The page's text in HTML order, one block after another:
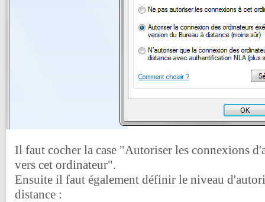
Il faut cocher la case "Autoriser les connexions
vers cet ordinateur".
Ensuite il faut également définir le niveau
distance :